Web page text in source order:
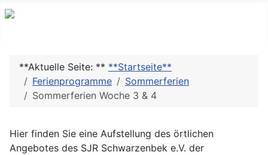
**Aktuelle Seite: ** **Startseite**
Ferienprogramme
Sommerferien
Sommerferien Woche 3 & 4
Hier finden Sie eine Aufstellung des örtlichen
Angebotes des SJR Schwarzenbek e.V. der